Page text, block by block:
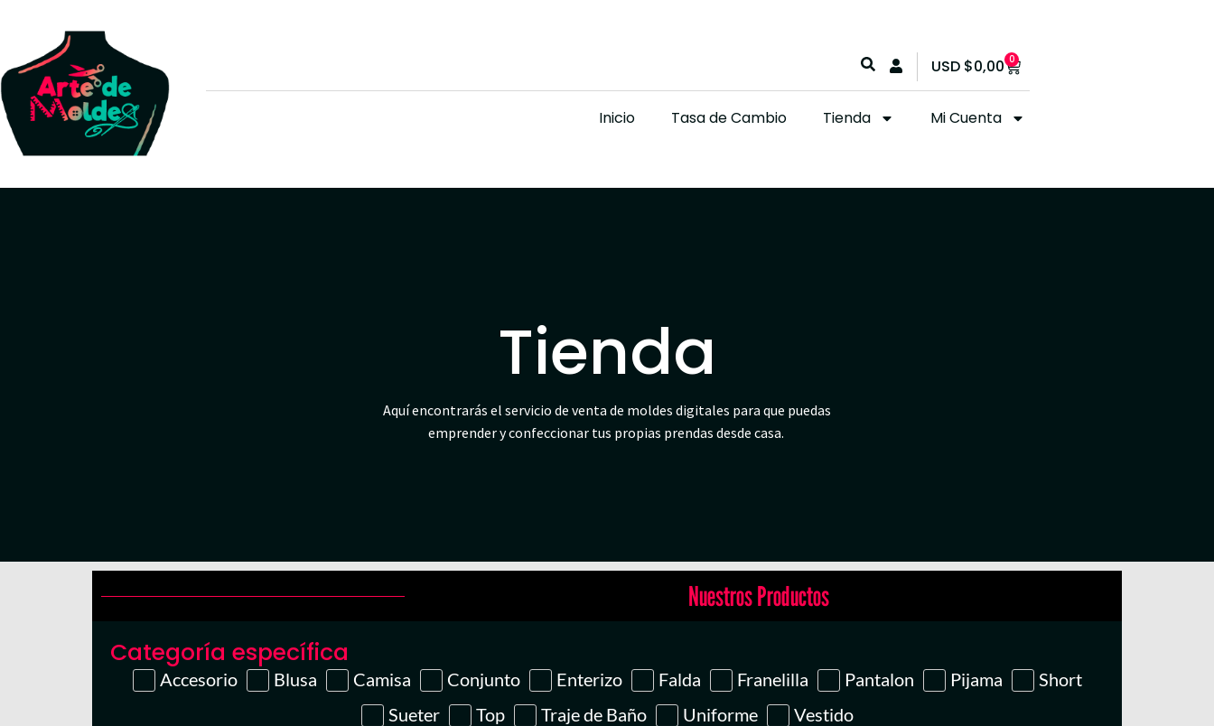
USD $0,00 0
Inicio Tasa de Cambio Tienda Mi Cuenta
Tienda
Aquí encontrarás el servicio de venta de moldes digitales para que puedas
emprender y confeccionar tus propias prendas desde casa.
Nuestros Productos
Categoría específica
Accesorio Blusa Camisa Conjunto Enterizo Falda Franelilla Pantalon Pijama
Short
Sueter
Top Traje de Baño Uniforme Vestido